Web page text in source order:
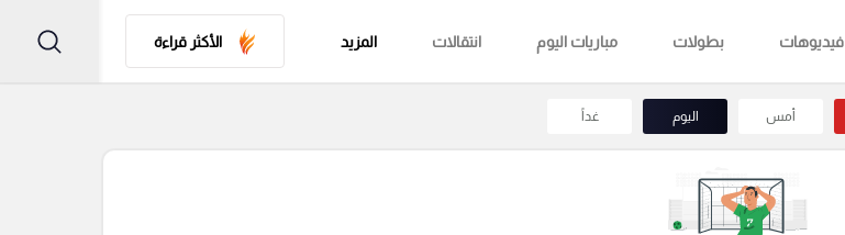
فيديوهات بطولات مباريات اليوم انتقالات المزيد الأكثر قراءة
أمس اليوم غداً